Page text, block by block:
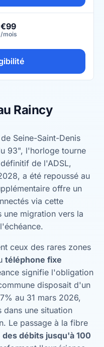
€99
/mois
Raincy
Seine-Saint-Denis
93", l'horloge tourne
de l'ADSL,
a été repoussé au
offre un
via cette
une migration vers la
ceux des rares zones
téléphone fixe
signifie l'obligation
disposait d'un
au 31 mars 2026,
une situation
Le passage à la fibre
des débits jusqu'à 100